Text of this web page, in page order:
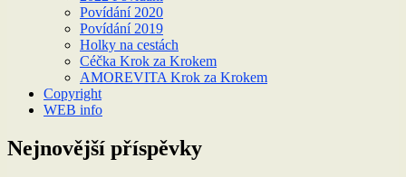
Povídání 2020
Povídání 2019
Holky na cestách
Céčka Krok za Krokem
AMOREVITA Krok za Krokem
Copyright
WEB info
Nejnovější příspěvky